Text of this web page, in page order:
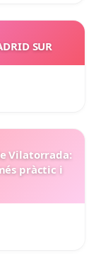
SUR
Vilatorrada:
pràctic i